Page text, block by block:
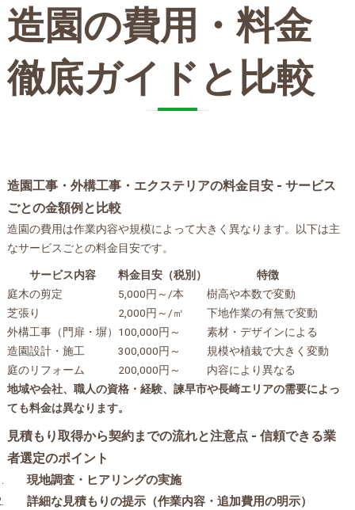
造園の費用・料金
徹底ガイドと比較
造園工事・外構工事・エクステリアの料金目安 - サービス
ごとの金額例と比較
造園の費用は作業内容や規模によって大きく異なります。以下は主
なサービスごとの料金目安です。
サービス内容 料金目安（税別）
特徴
庭木の剪定
5,000円～/本
樹高や本数で変動
芝張り
2,000円～/㎡
下地作業の有無で変動
外構工事（門扉・塀） 100,000円～
素材・デザインによる
造園設計・施工
300,000円～
規模や植栽で大きく変動
庭のリフォーム
200,000円～
内容により異なる
地域や会社、職人の資格・経験、諫早市や長崎エリアの需要によっ
ても料金は異なります。
見積もり取得から契約までの流れと注意点 - 信頼できる業
者選定のポイント
現地調査・ヒアリングの実施
詳細な見積もりの提示（作業内容・追加費用の明示）